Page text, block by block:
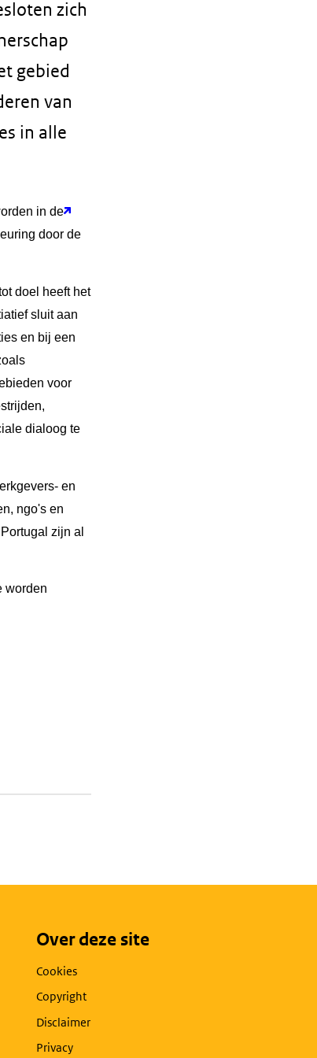
zich
gebied
van
in alle
in de
door de
doel heeft het
sluit aan
en bij een
voor
dialoog te
en
ngo's en
zijn al
worden
Over deze site
Cookies
Copyright
Disclaimer
Privacy